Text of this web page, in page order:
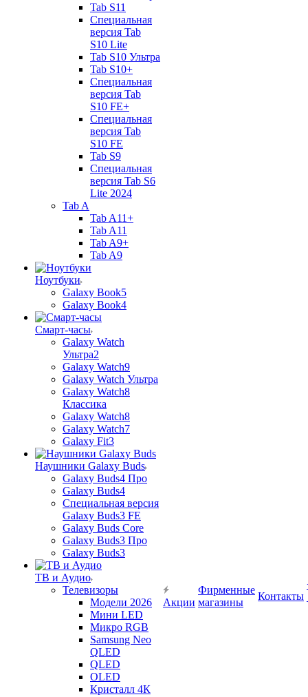
Tab S11
Специальная
версия Tab
S10 Lite
Tab S10 Ультра
Tab S10+
Специальная
версия Tab
S10 FE+
Специальная
версия Tab
S10 FE
Tab S9
Специальная
версия Tab S6
Lite 2024
Tab A
Tab A11+
Tab A11
Tab A9+
Tab A9
Ноутбуки
Galaxy Book5
Galaxy Book4
Смарт-часы
Galaxy Watch
Ультра2
Galaxy Watch9
Galaxy Watch Ультра
Galaxy Watch8
Классика
Galaxy Watch8
Galaxy Watch7
Galaxy Fit3
Наушники Galaxy Buds
Galaxy Buds4 Про
Galaxy Buds4
Специальная версия
Galaxy Buds3 FE
Galaxy Buds Core
Galaxy Buds3 Про
Galaxy Buds3
ТВ и Аудио
Телевизоры
Модели 2026
Мини LED
Микро RGB
Samsung Neo
QLED
QLED
OLED
Кристалл 4К
Акции
Фирменные
магазины
Контакты